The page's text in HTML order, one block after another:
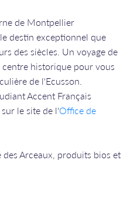
de Montpellier
destin exceptionnel que
des siècles. Un voyage de
historique pour vous
de l'Ecusson.
Accent Français
le site de l'Office de
Arceaux, produits bios et